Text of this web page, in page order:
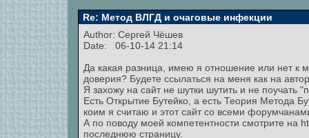
Re: Метод ВЛГД и очаговые инфекции
Author: Сергей Чёшев
Date: 06-10-14 21:14
Да какая разница, имею я отношение или нет к
доверия? Будете ссылаться на меня как на
Я захожу на сайт не шутки шутить и не поучать
Есть Открытие Бутейко, а есть Теория Метода
коим я считаю и этот сайт со всеми
А по поводу моей компетентности смотрите на
последнюю страницу.